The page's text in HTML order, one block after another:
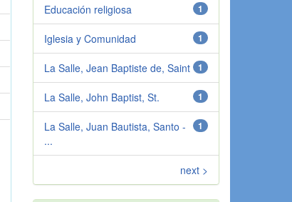
1
Educación religiosa
1
Iglesia y Comunidad
1
La Salle, Jean Baptiste de, Saint
1
La Salle, John Baptist, St.
1
La Salle, Juan Bautista, Santo -
...
next >